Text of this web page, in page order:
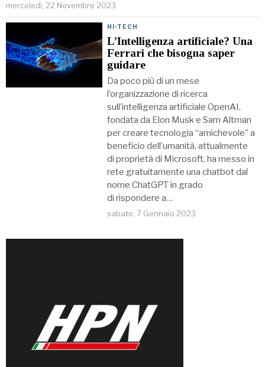
mercoledì, 22 Novembre 2023
HI-TECH
L’Intelligenza artificiale? Una
Ferrari che bisogna saper
guidare
Da poco più di un mese
l’organizzazione di ricerca
sull’intelligenza artificiale OpenAI,
fondata da Elon Musk e Sam Altman
per creare tecnologia “amichevole” a
beneficio dell’umanità, attualmente
di proprietà di Microsoft, ha messo in
rete gratuitamente una chatbot dal
nome ChatGPT in grado
di rispondere a…
sabato, 7 Gennaio 2023